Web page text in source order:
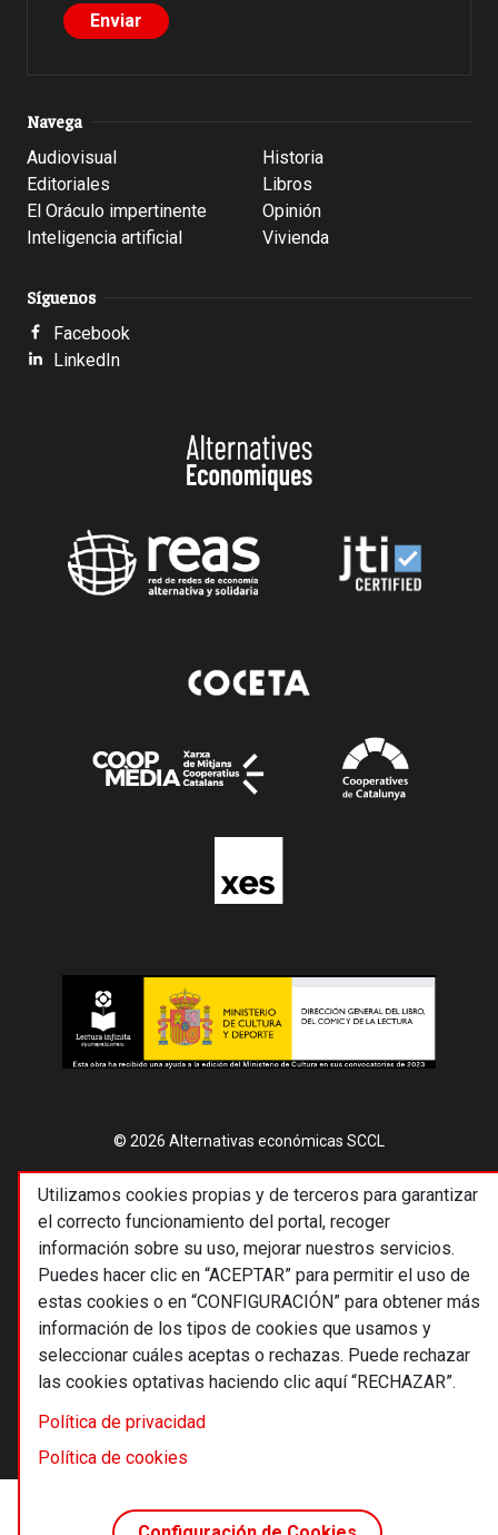
Utilizamos cookies propias y de terceros para garantizar
el correcto funcionamiento del portal, recoger
información sobre su uso, mejorar nuestros servicios.
Puedes hacer clic en “ACEPTAR” para permitir el uso de
estas cookies o en “CONFIGURACIÓN” para obtener más
información de los tipos de cookies que usamos y
seleccionar cuáles aceptas o rechazas. Puede rechazar
las cookies optativas haciendo clic aquí “RECHAZAR”.
Política de privacidad
Política de cookies
Navega
Audiovisual
Editoriales
El Oráculo impertinente
Inteligencia artificial
Historia
Libros
Opinión
Vivienda
Síguenos
Facebook
LinkedIn
© 2026 Alternativas económicas SCCL
Footer
Términos y condiciones de uso
Política de privacidad
Política de cookies
Principios editoriales
Transparencia cooperativa